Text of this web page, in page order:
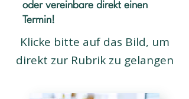
oder vereinbare direkt einen
Termin!
Klicke bitte auf das Bild, um
direkt zur Rubrik zu gelangen